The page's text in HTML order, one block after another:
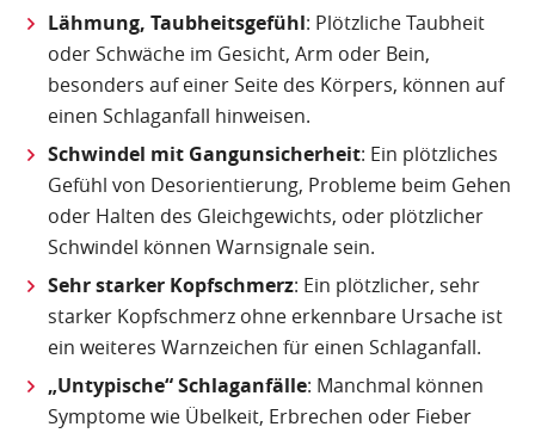
Lähmung, Taubheitsgefühl: Plötzliche Taubheit
oder Schwäche im Gesicht, Arm oder Bein,
besonders auf einer Seite des Körpers, können auf
einen Schlaganfall hinweisen.
Schwindel mit Gangunsicherheit: Ein plötzliches
Gefühl von Desorientierung, Probleme beim Gehen
oder Halten des Gleichgewichts, oder plötzlicher
Schwindel können Warnsignale sein.
Sehr starker Kopfschmerz: Ein plötzlicher, sehr
starker Kopfschmerz ohne erkennbare Ursache ist
ein weiteres Warnzeichen für einen Schlaganfall.
„Untypische“ Schlaganfälle: Manchmal können
Symptome wie Übelkeit, Erbrechen oder Fieber